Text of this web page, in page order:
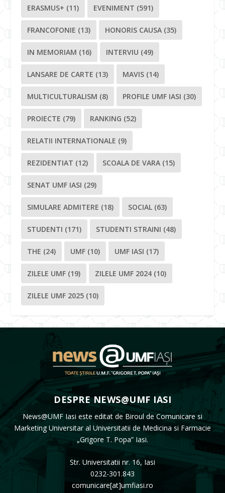
ERASMUS+ (11) EVENIMENT (591)
FRANCOFONIE (13) HONORIS CAUSA (35)
IN MEMORIAM (16) INTERVIU (49)
LANSARE DE CARTE (13) MAVIS (14)
MULTICULTURALISM (8) PROFILE UMF IASI (30)
PROIECTE (79) RANKING (52)
RELATII INTERNATIONALE (9)
REZIDENTIAT (12) SCOALA DE VARA (15)
SENAT UMF IASI (29)
SIMULARE ADMITERE (18) SOCIAL (63)
STUDENTI (171) STUDENTI STRAINI (48)
THE (24) UMF (10) UMF IASI (17)
ZILELE UMF (19) ZILELE UMF 2024 (10)
ZILELE UMF 2025 (10)
DESPRE NEWS@UMF IASI
News@UMF Iasi este editat de Biroul de Comunicare si
Marketing Universitar al Universitatii de Medicina si Farmacie
„Grigore T. Popa” Iasi.
Str. Universitatii nr. 16, Iasi
0232-301.843
comunicare[at]umfiasi.ro